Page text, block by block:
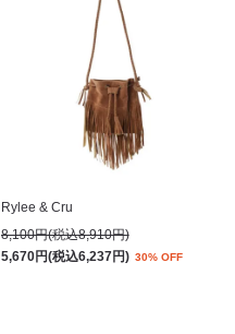
Rylee & Cru
8,100円(税込8,910円)
5,670円(税込6,237円) 30% OFF